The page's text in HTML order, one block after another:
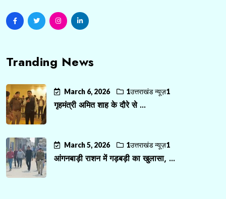
Tranding News
March 6, 2026 1उत्तराखंड न्यूज़1
गृहमंत्री अमित शाह के दौरे से ...
March 5, 2026 1उत्तराखंड न्यूज़1
आंगनबाड़ी राशन में गड़बड़ी का खुलासा, ...